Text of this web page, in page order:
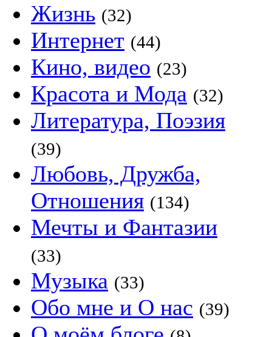
Жизнь (32)
Интернет (44)
Кино, видео (23)
Красота и Мода (32)
Литература, Поэзия
(39)
Любовь, Дружба,
Отношения (134)
Мечты и Фантазии
(33)
Музыка (33)
Обо мне и О нас (39)